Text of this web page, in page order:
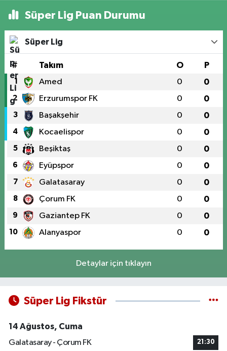
Süper Lig Puan Durumu
Süper Lig
# Takım O P
1 Amed 0 0
2 Erzurumspor FK 0 0
3 Başakşehir 0 0
4 Kocaelispor 0 0
5 Beşiktaş 0 0
6 Eyüpspor 0 0
7 Galatasaray 0 0
8 Çorum FK 0 0
9 Gaziantep FK 0 0
10 Alanyaspor 0 0
Detaylar için tıklayın
Süper Lig Fikstür
14 Ağustos, Cuma
Galatasaray - Çorum FK
21:30